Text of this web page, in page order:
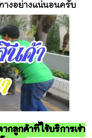
งอย่างแน่นอนครับ
กลูกค้าที่ใช้บริการเช่า